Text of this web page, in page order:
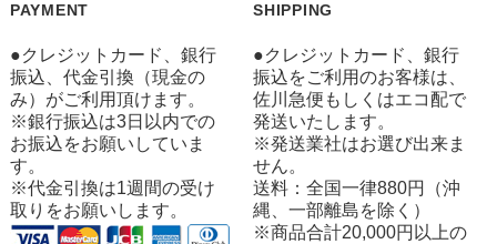
PAYMENT
●クレジットカード、銀行
振込、代金引換（現金の
み）がご利用頂けます。
※銀行振込は3日以内での
お振込をお願いしていま
す。
※代金引換は1週間の受け
取りをお願いします。
SHIPPING
●クレジットカード、銀行
振込をご利用のお客様は、
佐川急便もしくはエコ配で
発送いたします。
※発送業社はお選び出来ま
せん。
送料：全国一律880円（沖
縄、一部離島を除く）
※商品合計20,000円以上の